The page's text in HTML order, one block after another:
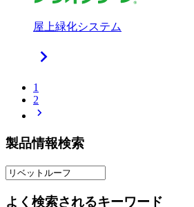
屋上緑化システム
chevron_right
1
2
chevron_right
製品情報検索
よく検索されるキーワード